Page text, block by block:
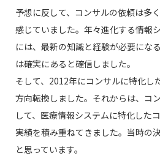
予想に反して、コンサルの依頼は多
感じていました。年々進化する情報
には、最新の知識と経験が必要にな
は確実にあると確信しました。
そして、2012年にコンサルに特化し
方向転換しました。それからは、コ
して、医療情報システムに特化した
実績を積み重ねてきました。当時の
と思っています。